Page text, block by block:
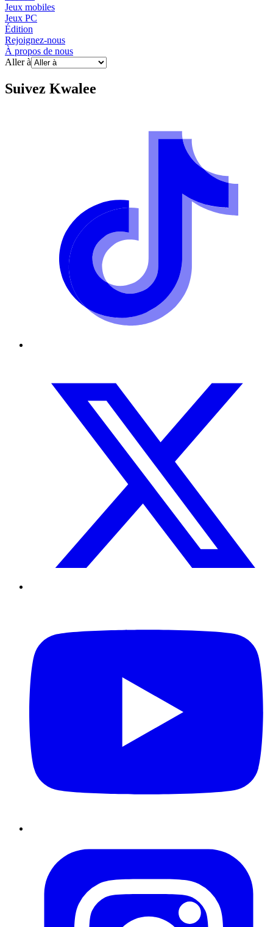
Jeux mobiles
Jeux PC
Édition
Rejoignez-nous
À propos de nous
Aller à
Suivez Kwalee